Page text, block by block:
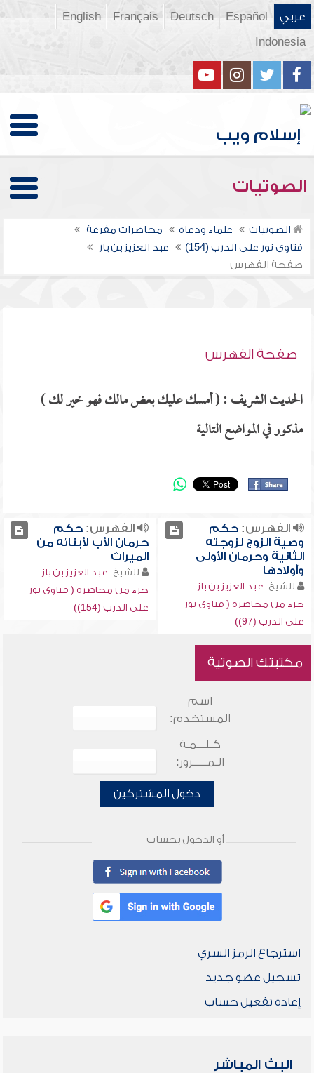
عربي Español
Deutsch
Français
English
Indonesia
الصوتيات
الصوتيات علماء ودعاة
محاضرات مفرغة
فتاوى نور على الدرب (154)
عبد العزيز بن باز
صفحة الفهرس
صفحة الفهرس
الحديث الشريف : ( أمسك عليك بعض مالك فهو خير لك )
مذكور في المواضع التالية
الفهرس:حكم
وصية الزوج لزوجته
الثانية وحرمان الأولى
وأولادها
للشيخ: عبد العزيز بن باز
جزء من محاضرة ( فتاوى نور
على الدرب (97))
الفهرس:حكم
حرمان الأب لأبنائه من
الميراث
للشيخ: عبد العزيز بن باز
جزء من محاضرة ( فتاوى نور
على الدرب (154))
مكتبتك الصوتية
اسم
المستخدم:
كـلـــمـة
الـمـــــرور:
دخول المشتركين
أو الدخول بحساب
استرجاع الرمز السري
تسجيل عضو جديد
إعادة تفعيل حساب
البث المباشر